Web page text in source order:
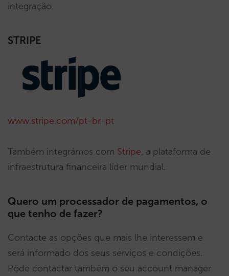
integração.
STRIPE
www.stripe.com/pt-br-pt
Também integrámos com Stripe, a plataforma de
infraestrutura financeira líder mundial.
Quero um processador de pagamentos, o
que tenho de fazer?
Contacte as opções que mais lhe interessem e
será informado dos seus serviços e condições.
Pode contactar também o seu account manager